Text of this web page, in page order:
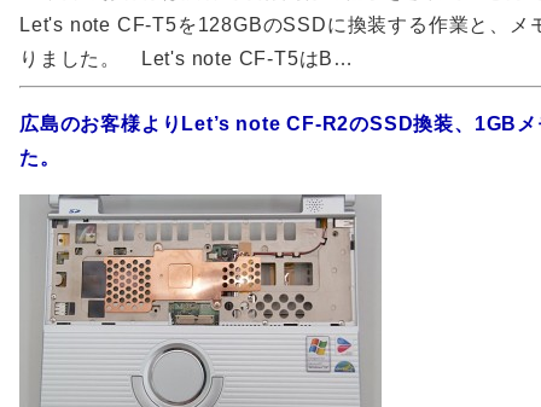
Let's note CF-T5を128GBのSSDに換装する作業と、メ
りました。 Let's note CF-T5はB…
広島のお客様よりLet’s note CF-R2のSSD換装、1GB
た。